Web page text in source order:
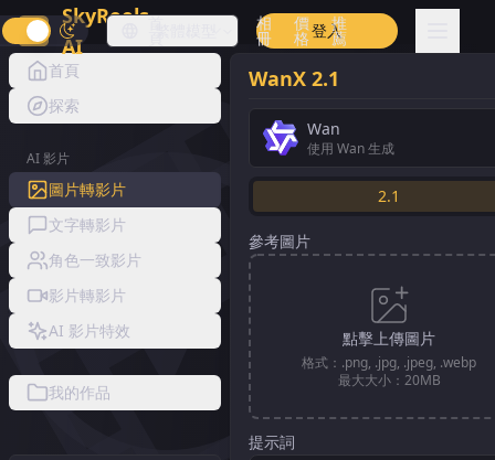
SkyReels
AI
首 相
冊
價
格
推
薦
文
登入
首頁
探索
AI 影片
圖片轉影片
文字轉影片
角色一致影片
影片轉影片
AI 影片特效
我的作品
WanX 2.1
Wan
使用 Wan 生成
2.1
參考圖片
點擊上傳圖片
格式：.png, .jpg, .jpeg, .webp
最大大小：20MB
提示詞